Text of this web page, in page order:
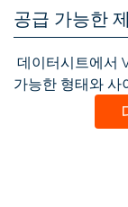
공급 가능한
데이터시트에서
가능한 형태와 사